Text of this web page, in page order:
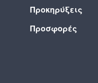
Προκηρύξεις
Προσφορές